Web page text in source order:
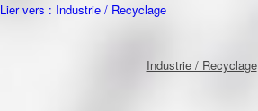
Lier vers : Industrie / Recyclage
Industrie / Recyclage